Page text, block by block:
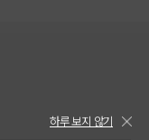
하루 보지 않기